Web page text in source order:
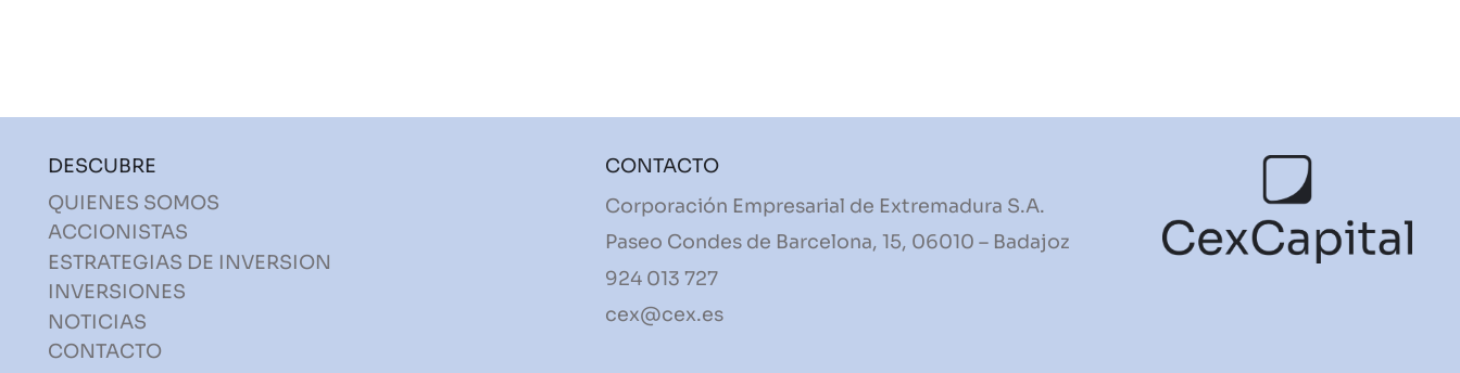
DESCUBRE
QUIENES SOMOS
ACCIONISTAS
ESTRATEGIAS DE INVERSION
INVERSIONES
NOTICIAS
CONTACTO
CONTACTO
Corporación Empresarial de Extremadura S.A.
Paseo Condes de Barcelona, 15, 06010 – Badajoz
924 013 727
cex@cex.es